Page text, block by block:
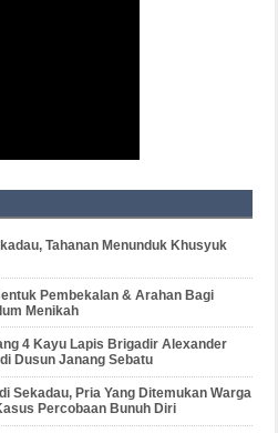
Tahanan Menunduk Khusyuk
Pembekalan & Arahan Bagi
Menikah
4 Kayu Lapis Brigadir Alexander
Dusun Janang Sebatu
Sekadau, Pria Yang Ditemukan Warga
Percobaan Bunuh Diri